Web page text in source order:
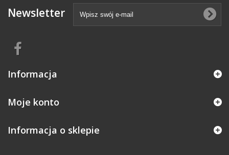
Newsletter
Informacja
Moje konto
Informacja o sklepie